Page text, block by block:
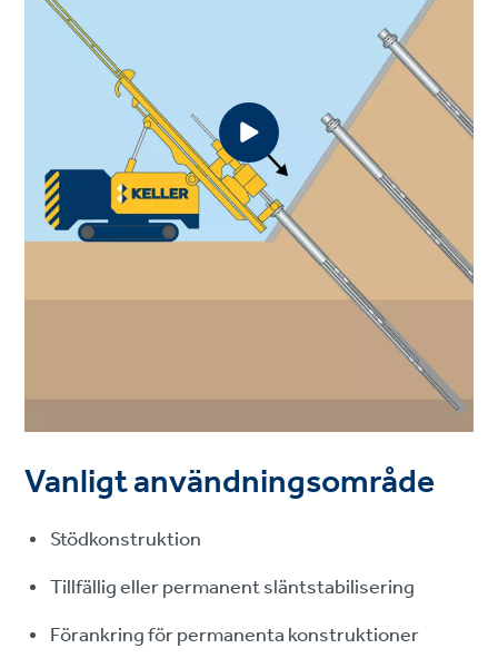
Vanligt användningsområde
Stödkonstruktion
Tillfällig eller permanent släntstabilisering
Förankring för permanenta konstruktioner